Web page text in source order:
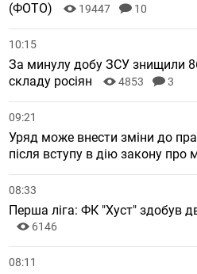
(ФОТО) 19447 10
10:15
За минулу добу ЗСУ знищили
складу росіян
4853 3
09:21
Уряд може внести зміни до
після вступу в дію закону про
08:33
Перша ліга: ФК "Хуст" здобув
6146
08:11